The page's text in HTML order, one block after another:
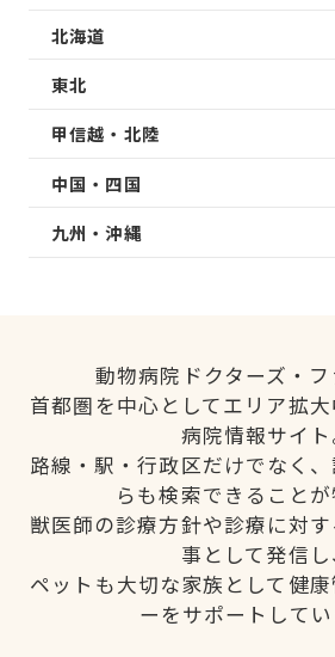
北海道
東北
甲信越・北陸
中国・四国
九州・沖縄
動物病院ドクターズ・フ
首都圏を中心としてエリア拡
病院情報サイト
路線・駅・行政区だけでなく
らも検索できることが
獣医師の診療方針や診療に対
事として発信し
ペットも大切な家族として健
ーをサポートしてい